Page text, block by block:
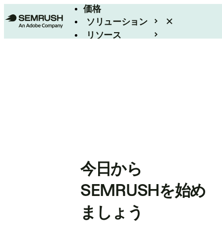
価格
ソリューション
リソース
今日から
SEMRUSHを始め
ましょう